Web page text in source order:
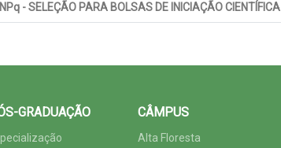
- SELEÇÃO PARA BOLSAS DE INICIAÇÃO CIENTÍFICA
GRADUAÇÃO CÂMPUS
Alta Floresta